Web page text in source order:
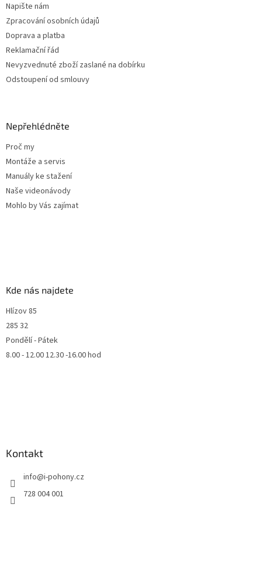
Napište nám
Zpracování osobních údajů
Doprava a platba
Reklamační řád
Nevyzvednuté zboží zaslané na dobírku
Odstoupení od smlouvy
Nepřehlédněte
Proč my
Montáže a servis
Manuály ke stažení
Naše videonávody
Mohlo by Vás zajímat
Kde nás najdete
Hlízov 85
285 32
Pondělí - Pátek
8.00 - 12.00 12.30 -16.00 hod
Kontakt
info@i-pohony.cz
728 004 001